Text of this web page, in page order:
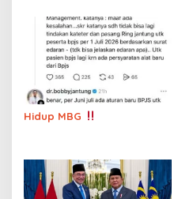
tetap terbuka untuk ‘Israel’
Hidup MBG